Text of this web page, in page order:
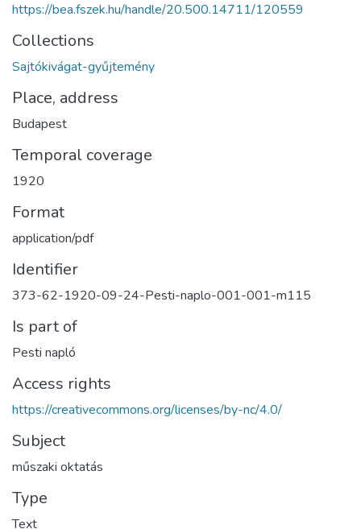
https://bea.fszek.hu/handle/20.500.14711/120559
Collections
Sajtókivágat-gyűjtemény
Place, address
Budapest
Temporal coverage
1920
Format
application/pdf
Identifier
373-62-1920-09-24-Pesti-naplo-001-001-m115
Is part of
Pesti napló
Access rights
https://creativecommons.org/licenses/by-nc/4.0/
Subject
műszaki oktatás
Type
Text